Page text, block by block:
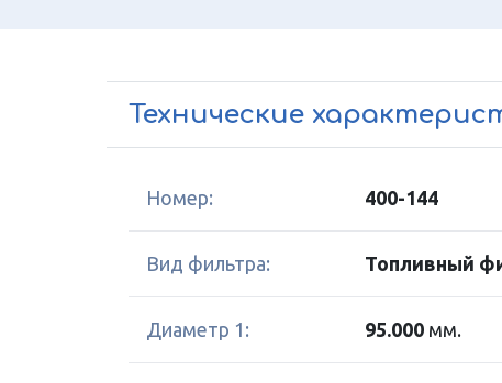
Технические
Номер: 400-144
Вид фильтра: Топливный
Диаметр 1: 95.000 мм.